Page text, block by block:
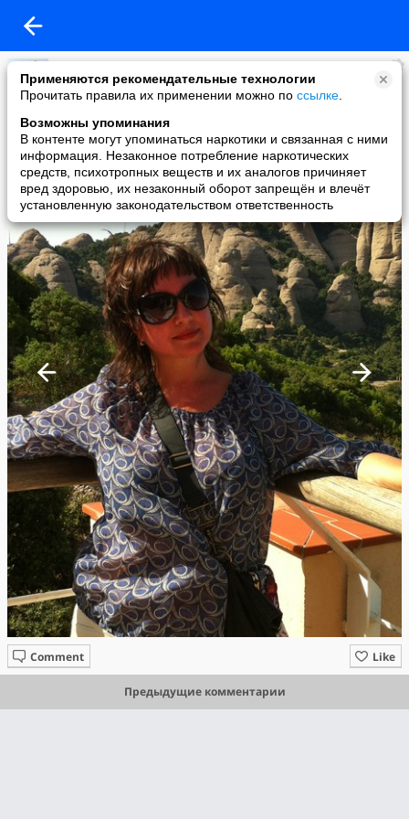
Применяются рекомендательные технологии
Прочитать правила их применении можно по ссылке
Возможны упоминания
В контенте могут упоминаться наркотики и связанная с ними
информация. Незаконное потребление наркотических
средств, психотропных веществ и их аналогов причиняет
вред здоровью, их незаконный оборот запрещён и влечёт
установленную законодательством ответственность
Светлана Комарова
added a photo
03 Sep в 11:31
Like
Comment
Предыдущие комментарии